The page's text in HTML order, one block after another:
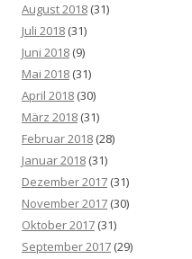
August 2018 (31)
Juli 2018 (31)
Juni 2018 (9)
Mai 2018 (31)
April 2018 (30)
März 2018 (31)
Februar 2018 (28)
Januar 2018 (31)
Dezember 2017 (31)
November 2017 (30)
Oktober 2017 (31)
September 2017 (29)